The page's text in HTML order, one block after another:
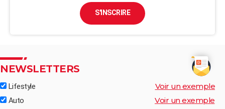
S'INSCRIRE
NEWSLETTERS
Lifestyle Voir un exemple
Auto Voir un exemple